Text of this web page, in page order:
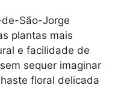
São-Jorge
plantas mais
e facilidade de
sequer imaginar
floral delicada